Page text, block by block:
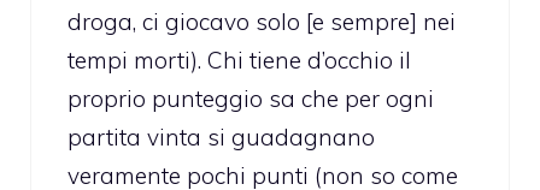
droga, ci giocavo solo [e sempre] nei
tempi morti). Chi tiene d’occhio il
proprio punteggio sa che per ogni
partita vinta si guadagnano
veramente pochi punti (non so come